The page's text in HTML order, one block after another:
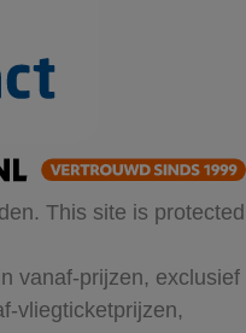
This site is protected
vanaf-prijzen, exclusief
vliegticketprijzen,